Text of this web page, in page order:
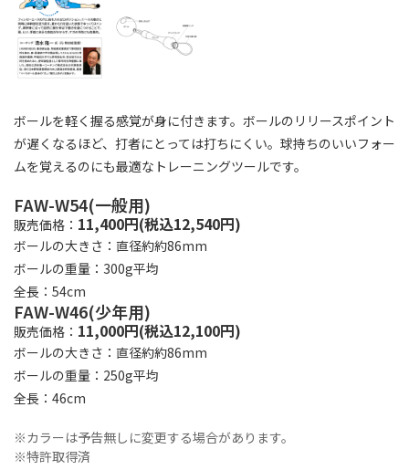
ボールを軽く握る感覚が身に付きます。ボールのリリースポイント
が遅くなるほど、打者にとっては打ちにくい。球持ちのいいフォー
ムを覚えるのにも最適なトレーニングツールです。
FAW-W54(一般用)
販売価格： 11,400円(税込12,540円)
ボールの大きさ：直径約約86mm
ボールの重量：300g平均
全長：54cm
FAW-W46(少年用)
販売価格： 11,000円(税込12,100円)
ボールの大きさ：直径約約86mm
ボールの重量：250g平均
全長：46cm
※カラーは予告無しに変更する場合があります。
※特許取得済